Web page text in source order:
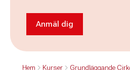
Anmäl dig till
Anmäl dig
Hem Kurser Grundläggande